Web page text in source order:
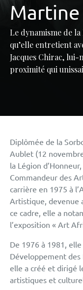
Le dynamisme de
qu’elle entretient
Jacques Chirac, lui-
proximité qui
Diplômée de la
Aublet (12
la Légion
Commandeur des
carrière en 1975 à
Artistique, devenue
ce cadre, elle a
l’exposition « Art
De 1976 à 1981,
Développement
elle a créé et dirigé
artistiques et